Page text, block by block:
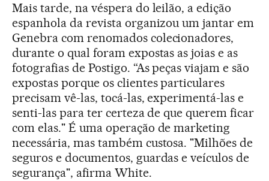
Mais tarde, na véspera do leilão, a edição
espanhola da revista organizou um jantar em
Genebra com renomados colecionadores,
durante o qual foram expostas as joias e as
fotografias de Postigo. “As peças viajam e são
expostas porque os clientes particulares
precisam vê-las, tocá-las, experimentá-las e
senti-las para ter certeza de que querem ficar
com elas." É uma operação de marketing
necessária, mas também custosa. "Milhões de
seguros e documentos, guardas e veículos de
segurança", afirma White.